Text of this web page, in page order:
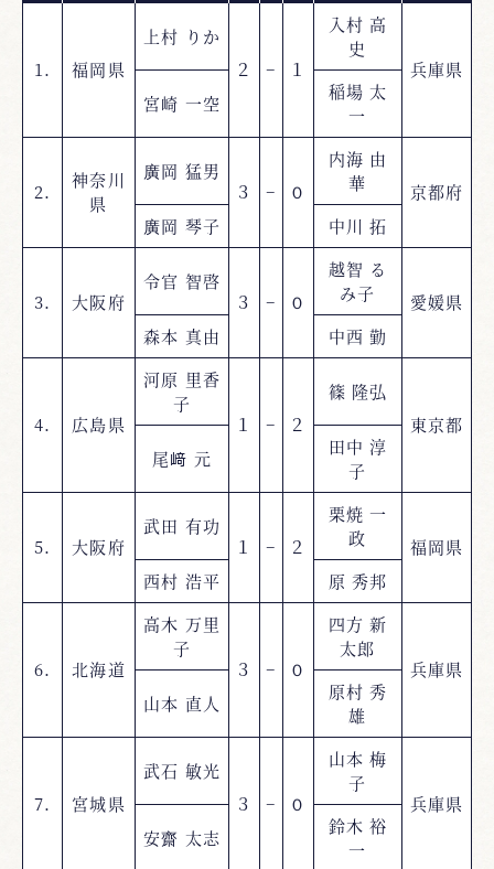
1. 福岡県
上村 りか
２
− １
入村 高
史
兵庫県
宮崎 一空
稲場 太
一
2.
神奈川
県
廣岡 猛男
３
− ０
内海 由
華
京都府
廣岡 琴子
中川 拓
3. 大阪府
令官 智啓
３
− ０
越智 る
み子
愛媛県
森本 真由
中西 勤
4. 広島県
河原 里香
子
１
− ２
篠 隆弘
東京都
尾﨑 元
田中 淳
子
5. 大阪府
武田 有功
１
− ２
栗焼 一
政
福岡県
西村 浩平
原 秀邦
6. 北海道
高木 万里
子
３
− ０
四方 新
太郎
兵庫県
山本 直人
原村 秀
雄
7. 宮城県
武石 敏光
３
− ０
山本 梅
子
兵庫県
安齋 太志
鈴木 裕
一